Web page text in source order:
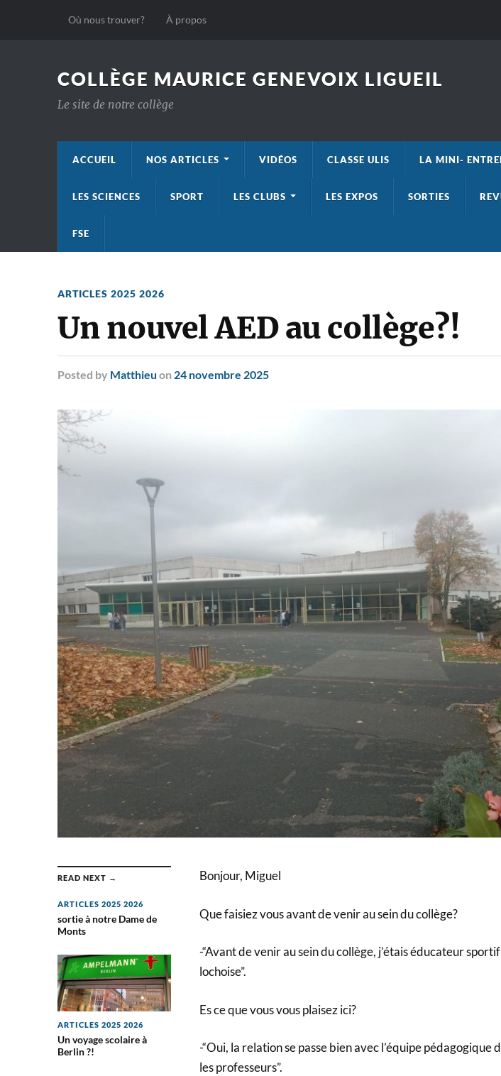
Où nous trouver? À propos
COLLÈGE MAURICE GENEVOIX LIGUEIL
Le site de notre collège
ACCUEIL NOS ARTICLES VIDÉOS CLASSE ULIS LA MINI-
LES SCIENCES SPORT LES CLUBS LES EXPOS SORTIES
FSE
ARTICLES 2025 2026
Un nouvel AED au collège?!
Posted by Matthieu on 24 novembre 2025
READ NEXT →
ARTICLES 2025 2026
sortie à notre Dame de
Monts
ARTICLES 2025 2026
Un voyage scolaire à
Berlin ?!
Bonjour, Miguel
Que faisiez vous avant de venir au sein du collège?
-“Avant de venir au sein du collège, j’étais éducateur
lochoise”.
Es ce que vous vous plaisez ici?
-“Oui, la relation se passe bien avec l’équipe pédagogique
les professeurs”.